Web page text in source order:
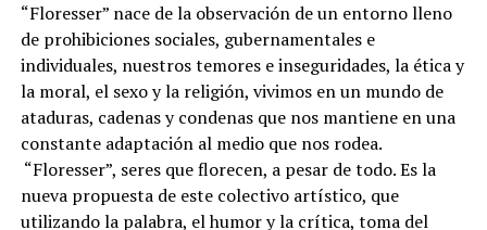
“Floresser” nace de la observación de un entorno lleno
de prohibiciones sociales, gubernamentales e
individuales, nuestros temores e inseguridades, la ética y
la moral, el sexo y la religión, vivimos en un mundo de
ataduras, cadenas y condenas que nos mantiene en una
constante adaptación al medio que nos rodea.
“Floresser”, seres que florecen, a pesar de todo. Es la
nueva propuesta de este colectivo artístico, que
utilizando la palabra, el humor y la crítica, toma del